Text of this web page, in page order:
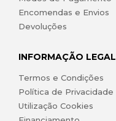
Encomendas e Envios
Devoluções
INFORMAÇÃO LEGAL
Termos e Condições
Política de Privacidade
Utilização Cookies